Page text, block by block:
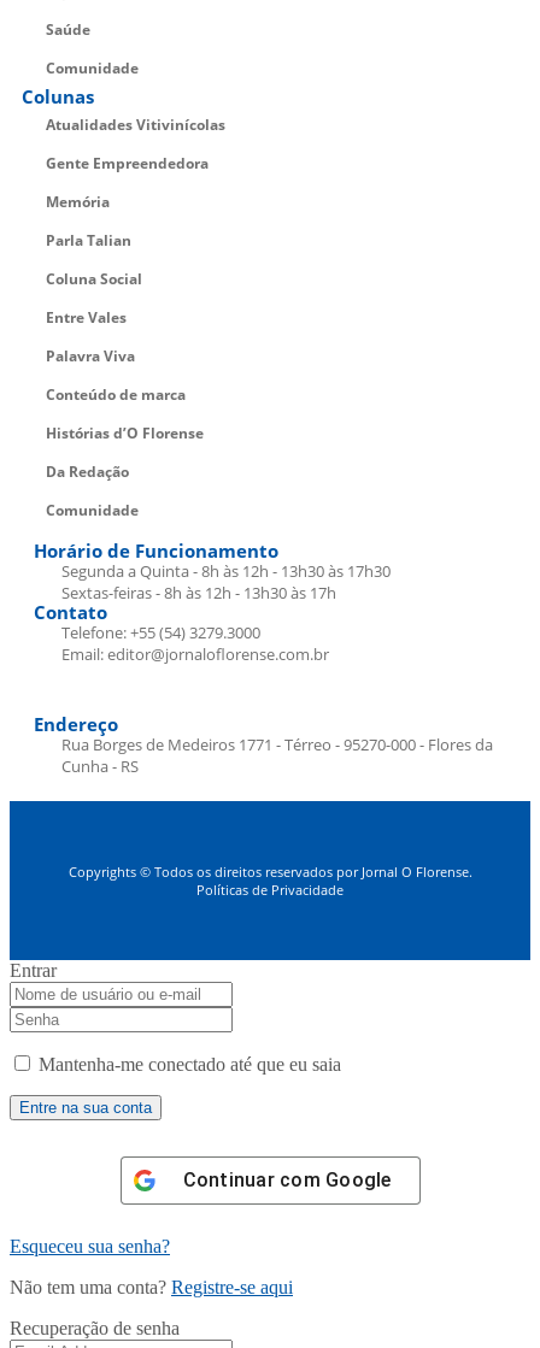
Saúde
Comunidade
Colunas
Atualidades Vitivinícolas
Gente Empreendedora
Memória
Parla Talian
Coluna Social
Entre Vales
Palavra Viva
Conteúdo de marca
Histórias d’O Florense
Da Redação
Comunidade
Horário de Funcionamento
Segunda a Quinta - 8h às 12h - 13h30 às 17h30
Sextas-feiras - 8h às 12h - 13h30 às 17h
Contato
Telefone: +55 (54) 3279.3000
Email: editor@jornaloflorense.com.br
Endereço
Rua Borges de Medeiros 1771 - Térreo - 95270-000 - Flores da
Cunha - RS
Copyrights © Todos os direitos reservados por Jornal O Florense.
Políticas de Privacidade
Entrar
Mantenha-me conectado até que eu saia
Continuar com Google
Esqueceu sua senha?
Não tem uma conta? Registre-se aqui
Recuperação de senha